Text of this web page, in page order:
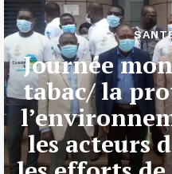
Journée
tabac/ la
les acteurs